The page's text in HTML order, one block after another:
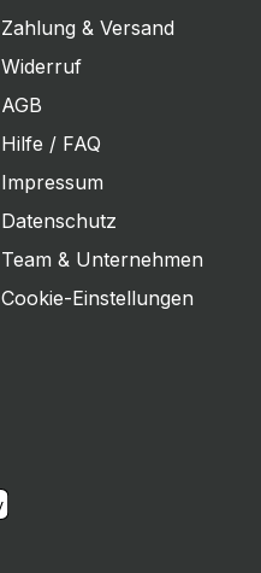
Zahlung & Versand
Widerruf
AGB
Hilfe / FAQ
Impressum
Datenschutz
Team & Unternehmen
Cookie-Einstellungen